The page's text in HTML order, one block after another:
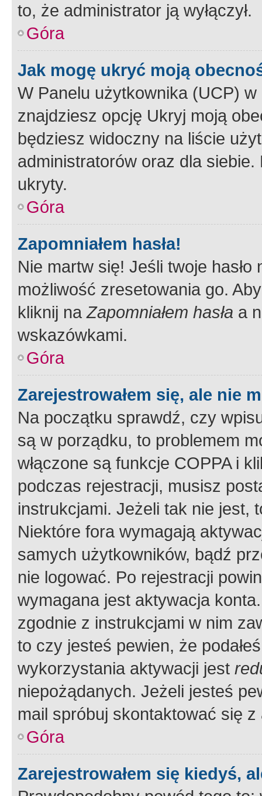
to, że administrator ją wyłączył.
Góra
Jak mogę ukryć moją
W Panelu użytkownika (UCP) w
znajdziesz opcję Ukryj moją
będziesz widoczny na liście
administratorów oraz dla
ukryty.
Góra
Zapomniałem hasła!
Nie martw się! Jeśli twoje
możliwość zresetowania go.
kliknij naZapomniałem hasła a
wskazówkami.
Góra
Zarejestrowałem się, ale nie
Na początku sprawdź, czy
są w porządku, to problemem
włączone są funkcje COPPA i
podczas rejestracji, musisz
instrukcjami. Jeżeli tak nie jest,
Niektóre fora wymagają
samych użytkowników, bądź
nie logować. Po rejestracji
wymagana jest aktywacja
zgodnie z instrukcjami w nim
to czy jesteś pewien, że
wykorzystania aktywacji jest
niepożądanych. Jeżeli jesteś
mail spróbuj skontaktować się
Góra
Zarejestrowałem się kiedyś,